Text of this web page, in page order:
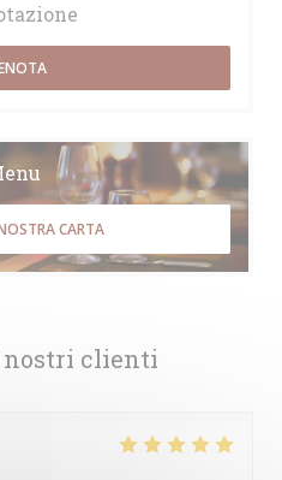
nostri clienti
CARTA